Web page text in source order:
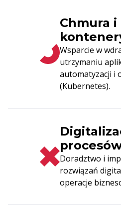
Chmura i
Wsparcie w
utrzymaniu
automatyzacji i
(Kubernetes).
Doradztwo i
rozwiązań
operacje